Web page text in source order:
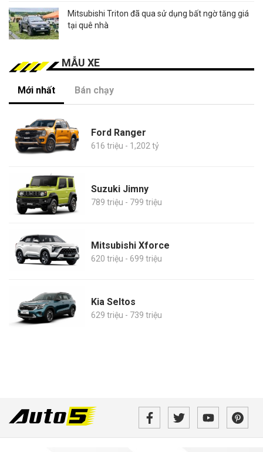
Mitsubishi Triton đã qua sử dụng bất ngờ tăng giá
tại quê nhà
MẪU XE
Mới nhất Bán chạy
Ford Ranger
616 triệu - 1,202 tỷ
Suzuki Jimny
789 triệu - 799 triệu
Mitsubishi Xforce
620 triệu - 699 triệu
Kia Seltos
629 triệu - 739 triệu